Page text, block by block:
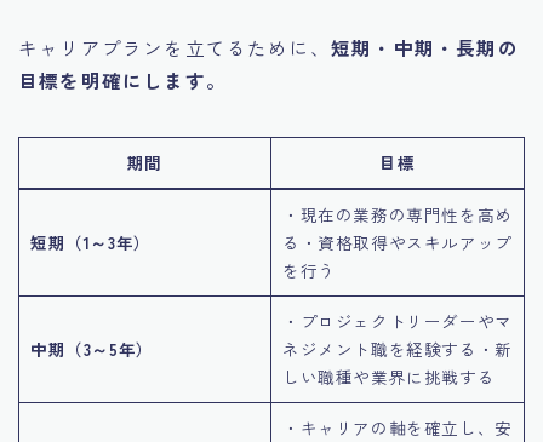
キャリアプランを立てるために、 短期・中期・長期の
目標を明確にします。
期間 目標
短期（1～3年）
・現在の業務の専門性を高め
る・資格取得やスキルアップ
を行う
中期（3～5年）
・プロジェクトリーダーやマ
ネジメント職を経験する・新
しい職種や業界に挑戦する
・キャリアの軸を確立し、安